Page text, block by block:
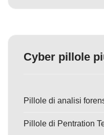
Cyber pillole
Pillole di analisi
Pillole di Pentration